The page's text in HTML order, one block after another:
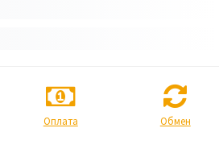
Оплата Обмен